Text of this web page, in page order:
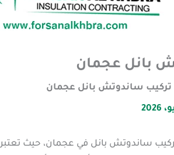
بانل عجمان
تركيب ساندوتش بانل عجمان
ساندوتش بانل في عجمان، حيث تعتبر